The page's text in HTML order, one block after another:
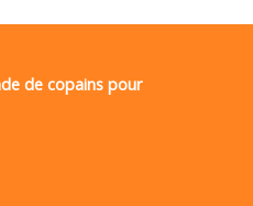
de copains pour